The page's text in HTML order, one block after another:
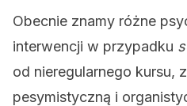
Obecnie znamy różne
interwencji w przypadku
od nieregularnego kursu,
pesymistyczną i